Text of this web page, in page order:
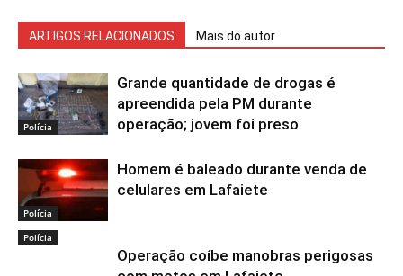
ARTIGOS RELACIONADOS Mais do autor
Polícia
Grande quantidade de drogas é
apreendida pela PM durante
operação; jovem foi preso
Polícia
Homem é baleado durante venda de
celulares em Lafaiete
Polícia
Operação coíbe manobras perigosas